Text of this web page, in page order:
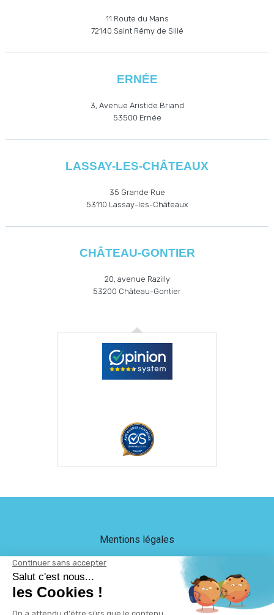
11 Route du Mans
72140 Saint Rémy de Sillé
ERNÉE
3, Avenue Aristide Briand
53500 Ernée
LASSAY-LES-CHÂTEAUX
35 Grande Rue
53110 Lassay-les-Châteaux
CHÂTEAU-GONTIER
20, avenue Razilly
53200 Château-Gontier
Mentions légales